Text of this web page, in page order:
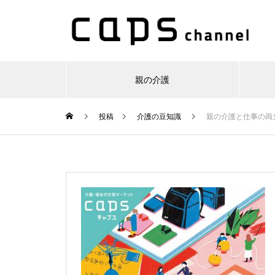
親の介護
投稿 介護の豆知識 親の介護と仕事の